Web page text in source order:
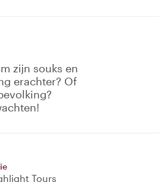
zijn souks en
erachter? Of
Tours